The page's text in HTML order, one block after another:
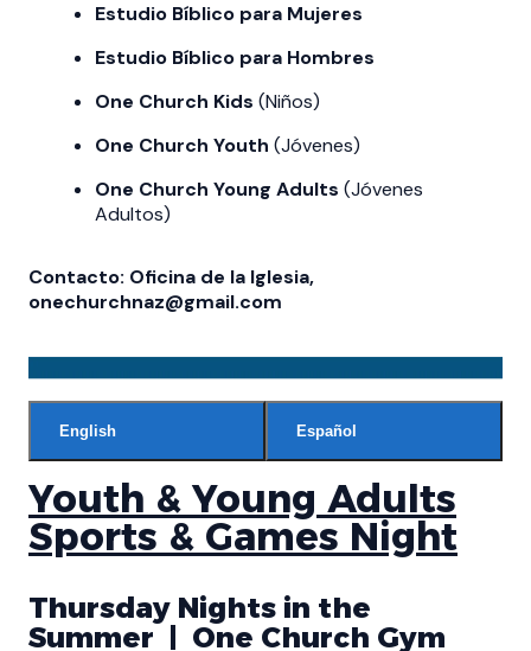
Estudio Bíblico para Mujeres
Estudio Bíblico para Hombres
One Church Kids (Niños)
One Church Youth (Jóvenes)
One Church Young Adults (Jóvenes
Adultos)
Contacto: Oficina de la Iglesia,
onechurchnaz@gmail.com
English Español
Youth & Young Adults
Sports & Games Night
Thursday Nights in the
Summer | One Church Gym